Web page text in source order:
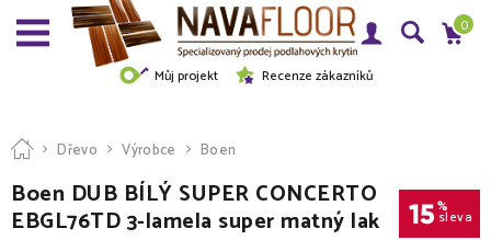
Můj projekt Recenze zákazníků
0
Dřevo Výrobce Boen
Boen DUB BÍLÝ SUPER CONCERTO
EBGL76TD 3-lamela super matný lak 15 %
sleva